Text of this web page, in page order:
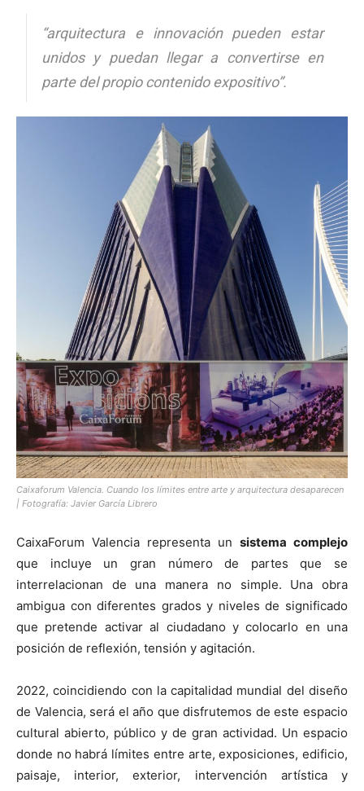
“arquitectura e innovación pueden estar
unidos y puedan llegar a convertirse en
parte del propio contenido expositivo”.
Caixaforum Valencia. Cuando los límites entre arte y arquitectura desaparecen
| Fotografía: Javier García Librero
CaixaForum Valencia representa un sistema complejo
que incluye un gran número de partes que se
interrelacionan de una manera no simple. Una obra
ambigua con diferentes grados y niveles de significado
que pretende activar al ciudadano y colocarlo en una
posición de reflexión, tensión y agitación.
2022, coincidiendo con la capitalidad mundial del diseño
de Valencia, será el año que disfrutemos de este espacio
cultural abierto, público y de gran actividad. Un espacio
donde no habrá límites entre arte, exposiciones, edificio,
paisaje, interior, exterior, intervención artística y